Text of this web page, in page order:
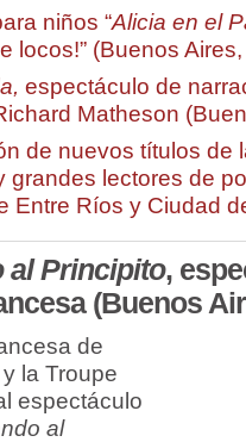
niños “Alicia en el
locos!” (Buenos
espectáculo de
Matheson
de nuevos títulos de
grandes lectores de
Entre Ríos y Ciudad
al Principito,
(Buenos
de
la Troupe
espectáculo
al